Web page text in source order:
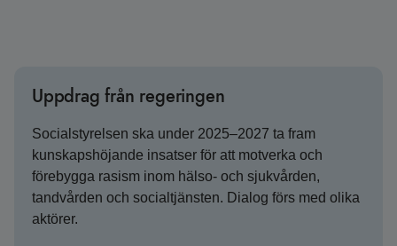
Uppdrag från regeringen
Socialstyrelsen ska under 2025–2027 ta fram
kunskapshöjande insatser för att motverka och
förebygga rasism inom hälso- och sjukvården,
tandvården och socialtjänsten. Dialog förs med olika
aktörer.